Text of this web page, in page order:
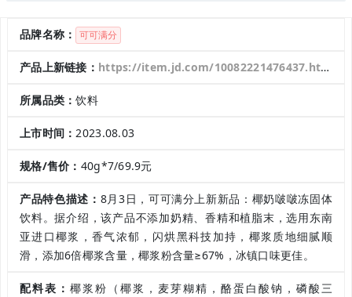
品牌名称： 可可满分
产品上新链接： https://item.jd.com/10082221476437.html
所属品类：饮料
上市时间：2023.08.03
规格/售价： 40g*7/69.9元
产品特色描述： 8月3日，可可满分上新新品：椰奶啵啵冻固体
饮料。据介绍，该产品不添加奶精、香精和植脂末，选用东南
亚进口椰浆，香气浓郁，闪烘黑科技加持，椰浆质地细腻顺
滑，添加6倍椰浆含量，椰浆粉含量≥67%，冰镇口味更佳。
配料表： 椰浆粉（椰浆，麦芽糊精，酪蛋白酸钠，磷酸三